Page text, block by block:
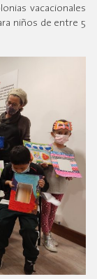
vacacionales
niños de entre 5